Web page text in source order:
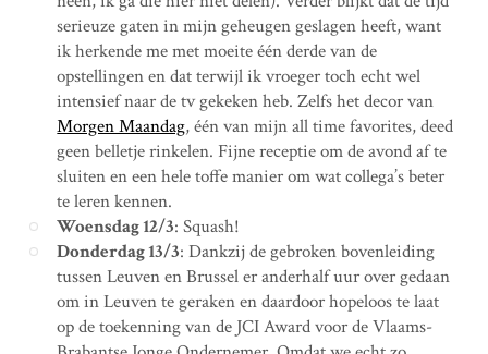
serieuze gaten in mijn geheugen geslagen heeft, want
ik herkende me met moeite één derde van de
opstellingen en dat terwijl ik vroeger toch echt wel
intensief naar de tv gekeken heb. Zelfs het decor van
Morgen Maandag, één van mijn all time favorites, deed
geen belletje rinkelen. Fijne receptie om de avond af te
sluiten en een hele toffe manier om wat collega’s beter
te leren kennen.
Woensdag 12/3: Squash!
Donderdag 13/3: Dankzij de gebroken bovenleiding
tussen Leuven en Brussel er anderhalf uur over gedaan
om in Leuven te geraken en daardoor hopeloos te laat
op de toekenning van de JCI Award voor de Vlaams-